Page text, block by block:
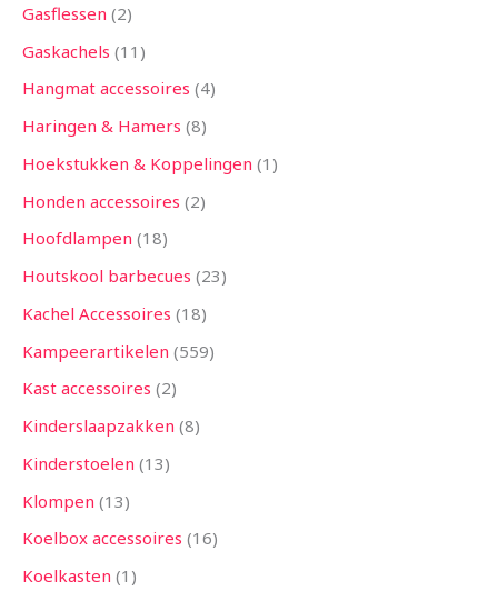
Gasflessen 2
Gaskachels 11
Hangmat accessoires 4
Haringen & Hamers 8
Hoekstukken & Koppelingen 1
Honden accessoires 2
Hoofdlampen 18
Houtskool barbecues 23
Kachel Accessoires 18
Kampeerartikelen 559
Kast accessoires 2
Kinderslaapzakken 8
Kinderstoelen 13
Klompen 13
Koelbox accessoires 16
Koelkasten 1